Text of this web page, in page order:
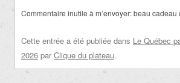
Commentaire inutile à m’envoyer: beau cadeau
Cette entrée a été publiée dans Le Québec
2026 par Clique du plateau.